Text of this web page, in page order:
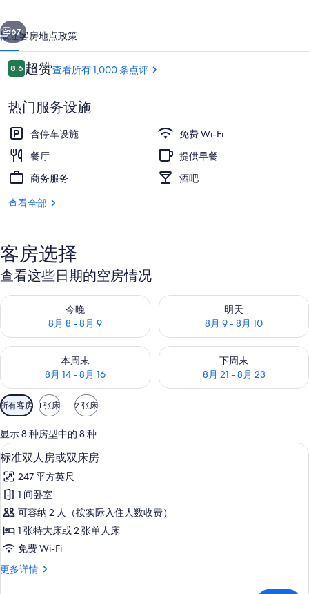
酒
店
的
照
片
库
咖啡馆
个 下一个
67+
概述客房地点政策
点
评
8.68.6/10
超赞查看所有 1,000 条点评
热门服务设施
含停车设施
免费 Wi-Fi
餐厅
提供早餐
商务服务
酒吧
查看全部
客房选择
查看这些日期的空房情况
今晚
8月 8 - 8月 9
查看今晚的空房情况：8月 8 - 8月 9
明天
8月 9 - 8月 10
查看明天的空房情况：8月 9 -
本周末
8月 14 - 8月 16
查看本周末的空房情况：8月 14 - 8月 16
下周末
8月 21 - 8月 23
查看下周末的空房情况：8月
可
用
的
客
房
筛
选
条
所有客房 1 张床 2 张床
显示 8 种房型中的 8 种
显
示
标
准
双
人
或
标准双人房或双床房 | 熨斗/熨衣板、
4
标准双人房或双床房
247 平方英尺
1 间卧室
可容纳 2 人（按实际入住人数收费）
1 张特大床或 2 张单人床
免费 Wi-Fi
更多详情
标